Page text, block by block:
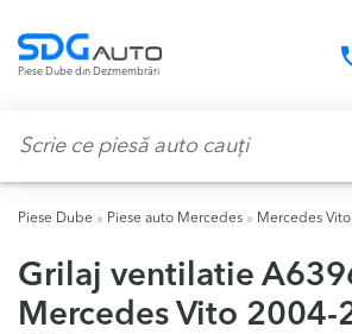
navigation
content
Piese Dube din Dezmembrări
Piese Dube » Piese auto Mercedes » Mercedes Vito
Grilaj ventilatie
Mercedes Vito 2004-